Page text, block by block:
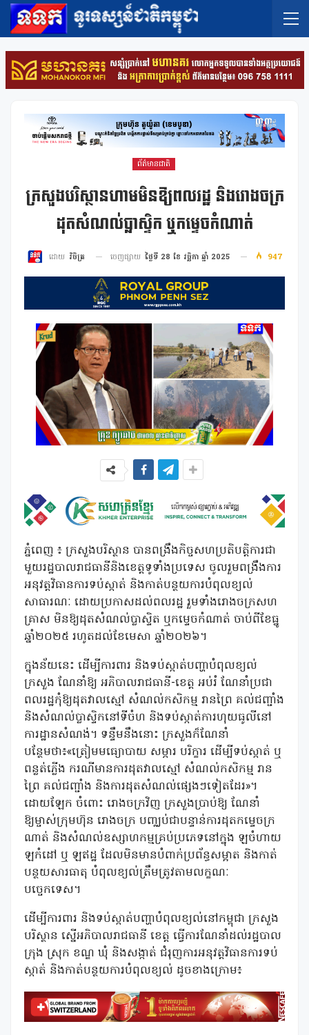
ព័ត៌មានជាតិ
ក្រសួងបរិស្ថានហាមមិនឱ្យពលរដ្ឋ និងរោងចក្រ
ដុតសំណល់ប្លាសិ្ទក ឬកម្ទេចកំណាត់
ដោយ វិចិត្រ ចេញផ្សាយ ថ្ងៃទី 28 ខែ វច្ឆិកា ឆ្នាំ 2025 947
ភ្នំពេញ ៖ ក្រសួងបរិស្ថាន បានពង្រឹងកិច្ចសហប្រតិបត្តិការជា
មួយរដ្ឋបាលរាជធានីនិងខេត្តទូទាំងប្រទេស ចូលរួមពង្រឹងការ
អនុវត្តវិធានការទប់ស្កាត់ និងកាត់បន្ថយការបំពុលខ្យល់
សាធារណៈ ដោយប្រកាសដល់ពលរដ្ឋ រួមទាំងរោងចក្រសហ
គ្រាស មិនឱ្យដុតសំណល់ប្លាសិ្ទត ឬកម្ទេចកំណាត់ ចាប់ពីខែធ្នូ
ឆ្នាំ២០២៥ រហូតដល់ខែមេសា ឆ្នាំ២០២៦។
ក្នុងន័យនេះ ដើម្បីការពារ និងទប់ស្កាត់បញ្ហាបំពុលខ្យល់
ក្រសួង ណែនាំឱ្យ អភិបាលរាជធានី-ខេត្ត អប់រំ ណែនាំប្រជា
ពលរដ្ឋកុំឱ្យដុតវាលស្មៅ សំណល់កសិកម្ម រានព្រៃ គល់ជញ្ជាំង
និងសំណល់ប្លាស្ទិកនៅទីចំហ និងទប់ស្កាត់ការហុយធូលីនៅ
ការដ្ឋានសំណង់។ ទន្ទឹមនឹងនោះ ក្រសួងក៏ណែនាំ
បន្ថែមថា៖«ត្រៀមមធ្យោបាយ សម្ភារ បរិក្ខារ ដើម្បីទប់ស្កាត់ ឬ
ពន្លត់ភ្លើង ករណីមានការដុតវាលស្មៅ សំណល់កសិកម្ម រាន
ព្រៃ គល់ជញ្ជាំង និងការដុតសំណល់ផ្សេងៗទៀតដែរ»។
ដោយឡែក ចំពោះ រោងចក្រវិញ ក្រសួងប្រាប់ឱ្យ ណែនាំ
ឱ្យម្ចាស់ក្រុមហ៊ុន រោងចក្រ បញ្ឈប់ជាបន្ទាន់ការដុតកម្ទេចក្រ
ណាត់ និងសំណល់ឧស្សាហកម្មគ្រប់ប្រភេទនៅក្នុង ឡចំហាយ
ឡកំដៅ ឬ ឡឥដ្ឋ ដែលមិនមានបំពាក់ប្រព័ន្ធសម្អាត និងកាត់
បន្ថយសារធាតុ បំពុលខ្យល់ត្រឹមត្រូវតាមលក្ខណៈ
បច្ចេកទេស។
ដើម្បីការពារ និងទប់ស្កាត់បញ្ហាបំពុលខ្យល់នៅកម្ពុជា ក្រសួង
បរិស្ថាន ស្នើអភិបាលរាជធានី ខេត្ត ធ្វើការណែនាំដល់រដ្ឋបាល
ក្រុង ស្រុក ខណ្ឌ ឃុំ និងសង្កាត់ ជំរុញការអនុវត្តវិធានការទប់
ស្កាត់ និងកាត់បន្ថយការបំពុលខ្យល់ ដូចខាងក្រោម៖